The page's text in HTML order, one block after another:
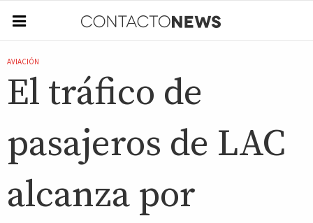
AVIACIÓN
El tráfico de
pasajeros de LAC
alcanza por